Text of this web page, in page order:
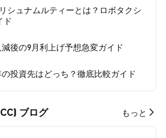
シュナムルティーとは？ロボタクシ
ド
後の9月利上げ予想急変ガイド
の投資先はどっち？徹底比較ガイド
ブログ もっと